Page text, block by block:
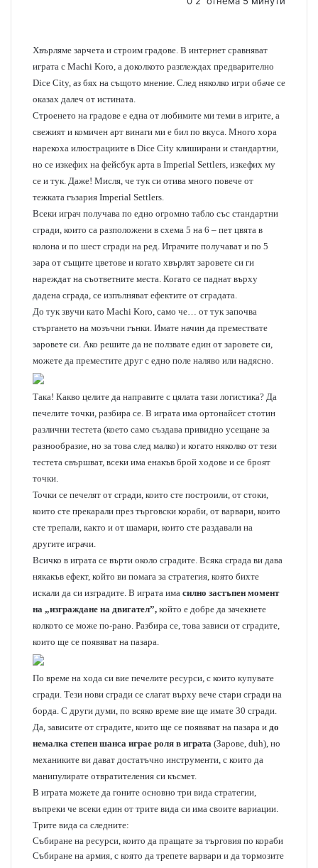
i
l
Хвърляме зарчета и строим градове. В интернет сравняват
играта с Machi Koro, а доколкото разглеждах предварително
Dice City, аз бях на същото мнение. След няколко игри обаче се
оказах далеч от истината.
Строенето на градове е една от любимите ми теми в игрите, а
свежият и комичен арт винаги ми е бил по вкуса. Много хора
нарекоха илюстрациите в Dice City клиширани и стандартни,
но се изкефих на фейсбук арта в Imperial Settlers, изкефих му
се и тук. Даже! Мисля, че тук си отива много повече от
тежката гъзария Imperial Settlers.
Всеки играч получава по едно огромно табло със стандартни
сгради, които са разположени в схема 5 на 6 – пет цвята в
колона и по шест сгради на ред. Играчите получават и по 5
зара от същите цветове и когато хвърлят заровете си ги
нареждат на съответните места. Когато се паднат върху
дадена сграда, се изпълняват ефектите от сградата.
До тук звучи като Machi Koro, само че… от тук започва
стъргането на мозъчни гънки. Имате начин да премествате
заровете си. Ако решите да не ползвате един от заровете си,
можете да преместите друг с едно поле наляво или надясно.
Така! Какво целите да направите с цялата тази логистика? Да
печелите точки, разбира се. В играта има ортонайсет стотин
различни тестета (което само създава привидно усещане за
разнообразие, но за това след малко) и когато няколко от тези
тестета свършват, всеки има енакъв брой ходове и се броят
точки.
Точки се печелят от сгради, които сте построили, от стоки,
които сте прекарали през търговски кораби, от варвари, които
сте трепали, както и от шамари, които сте раздавали на
другите играчи.
Всичко в играта се върти около сградите. Всяка сграда ви дава
някакъв ефект, който ви помага за стратегия, която бихте
искали да си изградите. В играта има силно застъпен момент
на „изграждане на двигател”, който е добре да зачекнете
колкото се може по-рано. Разбира се, това зависи от сградите,
които ще се появяват на пазара.
По време на хода си вие печелите ресурси, с които купувате
сгради. Тези нови сгради се слагат върху вече стари сгради на
борда. С други думи, по всяко време вие ще имате 30 сгради.
Да, зависите от сградите, които ще се появяват на пазара и до
немалка степен шанса играе роля в играта (Зарове, duh), но
механиките ви дават достатъчно инструменти, с които да
манипулирате отвратителения си късмет.
В играта можете да гоните основно три вида стратегии,
въпреки че всеки един от трите вида си има своите вариации.
Трите вида са следните:
Събиране на ресурси, които да пращате за търговия по кораби
Събиране на армия, с която да трепете варвари и да тормозите